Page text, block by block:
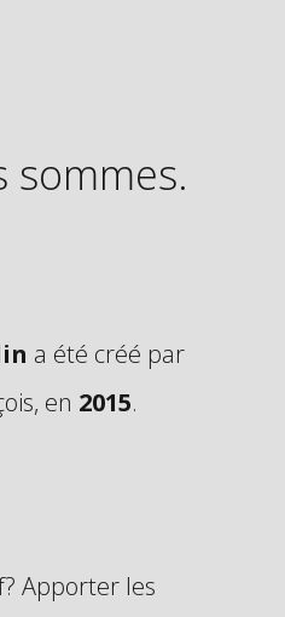
sommes.
a été créé par
en 2015.
Apporter les